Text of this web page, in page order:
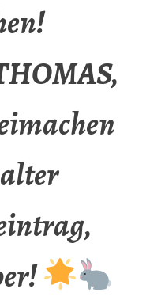
alter